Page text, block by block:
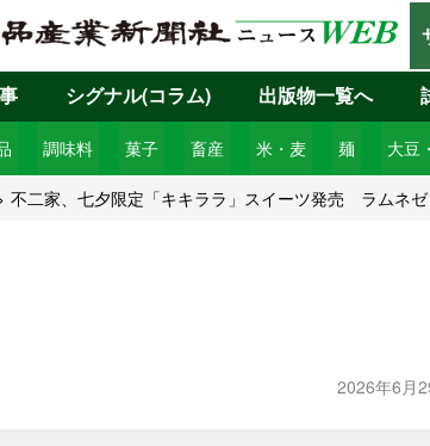
調味料 菓子 畜産 米・麦 麺 大豆
シグナル(コラム) 出版物一覧へ
不二家、七夕限定「キキララ」スイーツ発売 ラムネ
2026年6月